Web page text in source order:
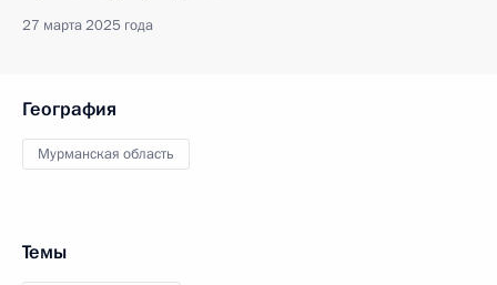
27 марта 2025 года
География
Мурманская область
Темы